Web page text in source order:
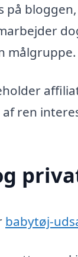
på
målgruppe.
ren
babytøj-